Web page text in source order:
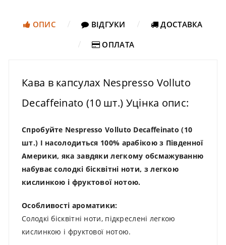
ОПИС ВІДГУКИ
ДОСТАВКА
ОПЛАТА
Кава в капсулах Nespresso Volluto
Decaffeinato (10 шт.) Уцінка опис:
Спробуйте Nespresso Volluto Decaffeinato (10
шт.) І насолодиться 100% арабікою з Південної
Америки, яка завдяки легкому обсмажуванню
набуває солодкі бісквітні ноти, з легкою
кислинкою і фруктової нотою.
Особливості ароматики:
Солодкі бісквітні ноти, підкреслені легкою
кислинкою і фруктової нотою.